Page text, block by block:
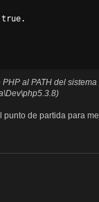
al PATH del
de partida para